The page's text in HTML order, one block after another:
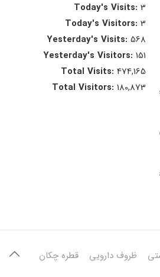
Today's Visits:3
Today's Visitors:3
Yesterday's Visits:568
Yesterday's Visitors:151
Total Visits:474,165
Total Visitors:180,873
ظروف دارویی قطره چکان